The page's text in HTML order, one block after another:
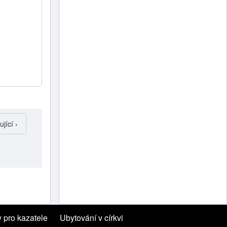
stránka
›
pro kazatele Ubytování v církvi
(opens in new tab)